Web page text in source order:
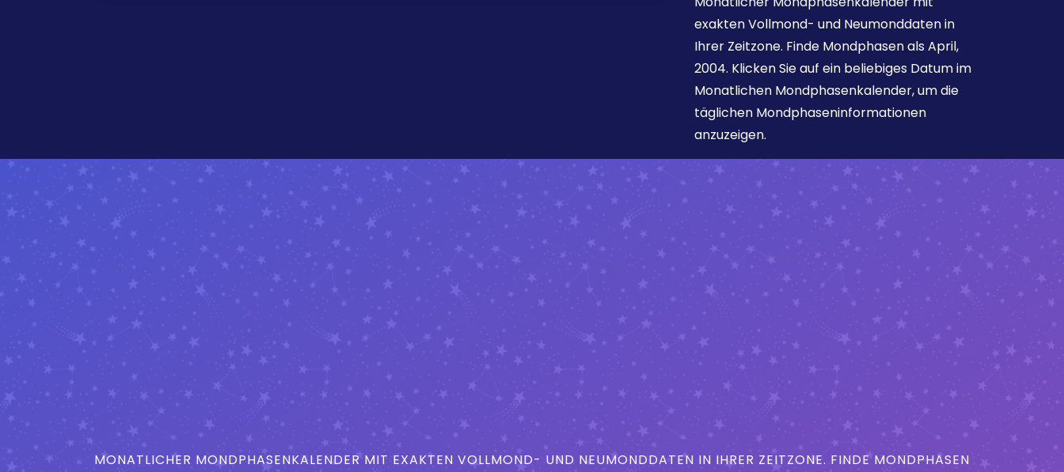
exakten Vollmond- und Neumonddaten in
Ihrer Zeitzone. Finde Mondphasen als April,
2004. Klicken Sie auf ein beliebiges Datum im
Monatlichen Mondphasenkalender, um die
täglichen Mondphaseninformationen
anzuzeigen.
MONATLICHER MONDPHASENKALENDER MIT EXAKTEN VOLLMOND- UND NEUMONDDATEN IN IHRER ZEITZONE. FINDE MONDPHASEN